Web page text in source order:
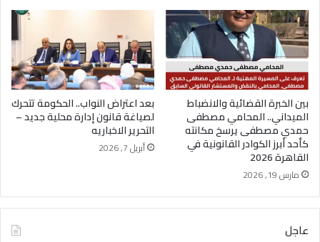
بين الخبرة القضائية والانضباط
الميداني.. المحامي مصطفى
حمدي مصطفى يرسخ مكانته
كأحد أبرز الكوادر القانونية في
القاهرة 2026
مارس 19, 2026
بعد اعتراض النواب.. الحكومة تتحرك
لصياغة قانون إدارة محلية جديد –
التحرير الاخباريه
أبريل 7, 2026
عاجل